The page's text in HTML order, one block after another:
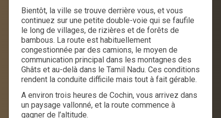
Bientôt, la ville se trouve derrière vous, et vous
continuez sur une petite double-voie qui se faufile
le long de villages, de rizières et de forêts de
bambous. La route est habituellement
congestionnée par des camions, le moyen de
communication principal dans les montagnes des
Ghâts et au-delà dans le Tamil Nadu. Ces conditions
rendent la conduite difficile mais tout à fait gérable.
A environ trois heures de Cochin, vous arrivez dans
un paysage vallonné, et la route commence à
gagner de l’altitude.